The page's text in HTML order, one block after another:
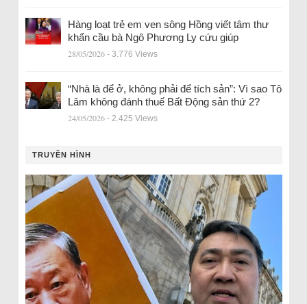
Hàng loạt trẻ em ven sông Hồng viết tâm thư
khẩn cầu bà Ngô Phương Ly cứu giúp
28/05/2026 - 3.776 Views
“Nhà là để ở, không phải để tích sản”: Vì sao Tô
Lâm không đánh thuế Bất Động sản thứ 2?
24/05/2026 - 2.425 Views
TRUYỀN HÌNH